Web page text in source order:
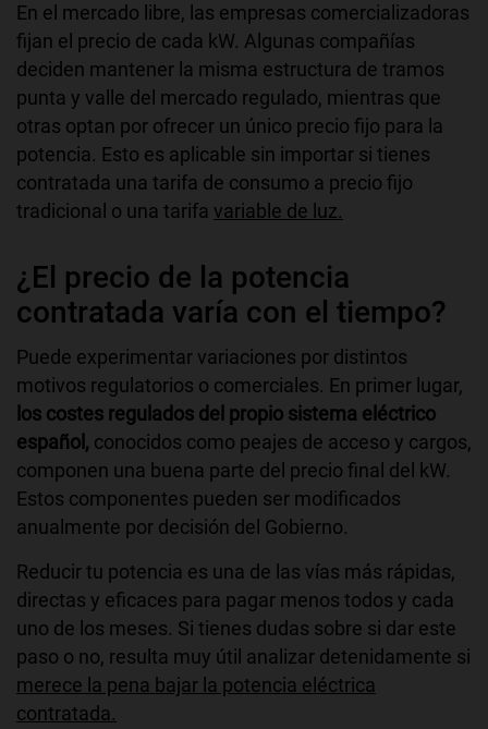
En el mercado libre, las empresas comercializadoras
fijan el precio de cada kW. Algunas compañías
deciden mantener la misma estructura de tramos
punta y valle del mercado regulado, mientras que
otras optan por ofrecer un único precio fijo para la
potencia. Esto es aplicable sin importar si tienes
contratada una tarifa de consumo a precio fijo
tradicional o una tarifa variable de luz.
¿El precio de la potencia
contratada varía con el tiempo?
Puede experimentar variaciones por distintos
motivos regulatorios o comerciales. En primer lugar,
los costes regulados del propio sistema eléctrico
español, conocidos como peajes de acceso y cargos,
componen una buena parte del precio final del kW.
Estos componentes pueden ser modificados
anualmente por decisión del Gobierno.
Reducir tu potencia es una de las vías más rápidas,
directas y eficaces para pagar menos todos y cada
uno de los meses. Si tienes dudas sobre si dar este
paso o no, resulta muy útil analizar detenidamente si
merece la pena bajar la potencia eléctrica
contratada.